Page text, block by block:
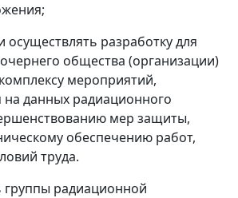
осуществлять разработку для
общества (организации)
мероприятий,
данных радиационного
мер защиты,
обеспечению работ,
труда.
группы радиационной